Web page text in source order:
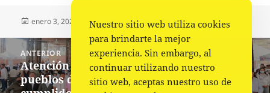
Publicado
enero 3, 2023 Autor
Fuente Categorías
Estado,Portada
Navegación
de
entradas
ANTERIOR
Entrada
anterior:
Atención y acompañamiento a los
pueblos de Oaxaca, un compromiso
Nuestro sitio web utiliza cookies
para brindarte la mejor
experiencia. Sin embargo, al
continuar utilizando nuestro
sitio web, aceptas nuestro uso de